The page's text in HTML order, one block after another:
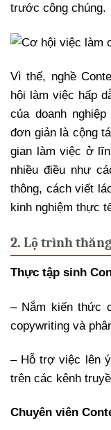
trước công chúng.
Vì thế, nghề
hội làm việc hấp
của doanh
đơn giản là cộng
gian làm việc ở
nhiều điều như
thông, cách viết
kinh nghiệm thực
2. Lộ trình
Thực tập sinh
– Nắm kiến thức
copywriting và
– Hỗ trợ việc lên
trên các kênh
Chuyên viên